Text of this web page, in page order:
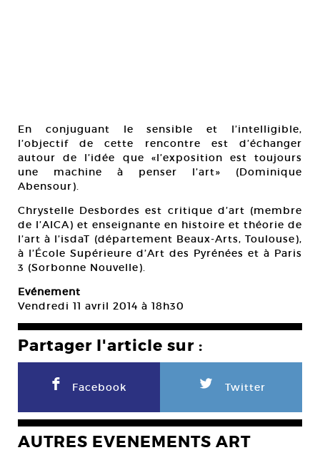
En conjuguant le sensible et l’intelligible,
l’objectif de cette rencontre est d’échanger
autour de l’idée que «l’exposition est toujours
une machine à penser l’art» (Dominique
Abensour).
Chrystelle Desbordes est critique d’art (membre
de l’AICA) et enseignante en histoire et théorie de
l’art à l’isdaT (département Beaux-Arts, Toulouse),
à l’École Supérieure d’Art des Pyrénées et à Paris
3 (Sorbonne Nouvelle).
Evénement
Vendredi 11 avril 2014 à 18h30
Partager l'article sur :
F Facebook L Twitter
AUTRES EVENEMENTS ART